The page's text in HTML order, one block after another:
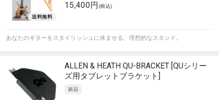
15,400円 (税込)
あなたのギターをスタイリッシュに休ませる、理想的なスタンド。
ALLEN & HEATH QU-BRACKET [QUシリー
ズ用タブレットブラケット]